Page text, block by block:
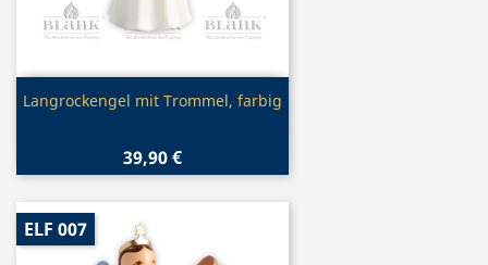
Vorschau
Langrockengel mit Trommel, farbig
39,90 €
ELF 007